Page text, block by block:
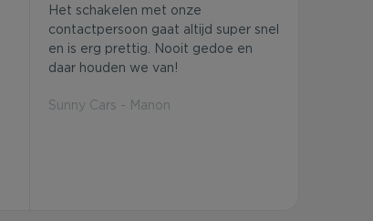
Het schakelen met onze
contactpersoon gaat altijd super snel
en is erg prettig. Nooit gedoe en
daar houden we van!
Sunny Cars - Manon